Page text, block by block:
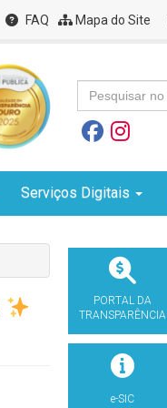
FAQ Mapa do Site
Serviços Digitais
PORTAL DA
TRANSPARÊNCIA
e-SIC